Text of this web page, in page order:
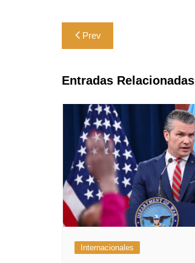
Navegación
de
entradas
Prev
Entradas Relacionadas
Internacionales